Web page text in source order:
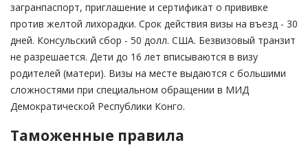
загранпаспорт, приглашение и сертификат о прививке
против желтой лихорадки. Срок действия визы на въезд - 30
дней. Консульский сбор - 50 долл. США. Безвизовый транзит
не разрешается. Дети до 16 лет вписываются в визу
родителей (матери). Визы на месте выдаются с большими
сложностями при специальном обращении в МИД
Демократической Республики Конго.
Таможенные правила